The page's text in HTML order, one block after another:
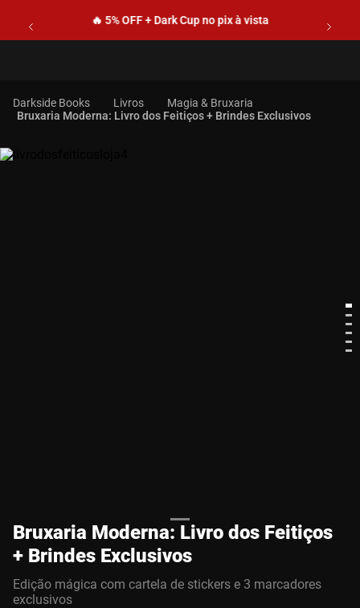
🔥 5% OFF + Dark Cup no pix à vista
Livros
Magia & Bruxaria
Bruxaria Moderna: Livro dos Feitiços + Brindes Exclusivos
Bruxaria Moderna: Livro dos Feitiços
+ Brindes Exclusivos
Edição mágica com cartela de stickers e 3 marcadores
exclusivos